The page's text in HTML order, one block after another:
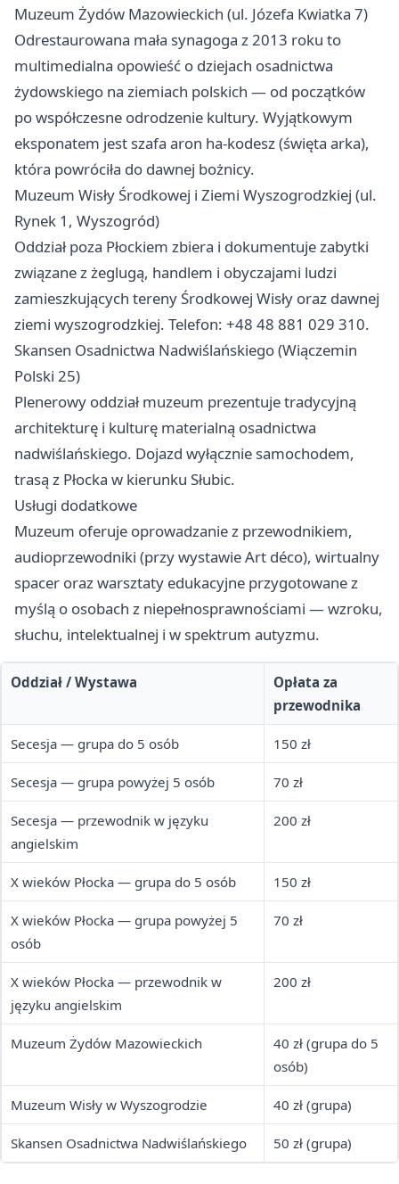
Muzeum Żydów Mazowieckich (ul. Józefa Kwiatka 7)
Odrestaurowana mała synagoga z 2013 roku to
multimedialna opowieść o dziejach osadnictwa
żydowskiego na ziemiach polskich — od początków
po współczesne odrodzenie kultury. Wyjątkowym
eksponatem jest szafa aron ha-kodesz (święta arka),
która powróciła do dawnej bożnicy.
Muzeum Wisły Środkowej i Ziemi Wyszogrodzkiej (ul.
Rynek 1, Wyszogród)
Oddział poza Płockiem zbiera i dokumentuje zabytki
związane z żeglugą, handlem i obyczajami ludzi
zamieszkujących tereny Środkowej Wisły oraz dawnej
ziemi wyszogrodzkiej. Telefon: +48 48 881 029 310.
Skansen Osadnictwa Nadwiślańskiego (Wiączemin
Polski 25)
Plenerowy oddział muzeum prezentuje tradycyjną
architekturę i kulturę materialną osadnictwa
nadwiślańskiego. Dojazd wyłącznie samochodem,
trasą z Płocka w kierunku Słubic.
Usługi dodatkowe
Muzeum oferuje oprowadzanie z przewodnikiem,
audioprzewodniki (przy wystawie Art déco), wirtualny
spacer oraz warsztaty edukacyjne przygotowane z
myślą o osobach z niepełnosprawnościami — wzroku,
słuchu, intelektualnej i w spektrum autyzmu.
Oddział / Wystawa
Opłata za
przewodnika
Secesja — grupa do 5 osób 150 zł
Secesja — grupa powyżej 5 osób 70 zł
Secesja — przewodnik w języku
angielskim
200 zł
X wieków Płocka — grupa do 5 osób 150 zł
X wieków Płocka — grupa powyżej 5
osób
70 zł
X wieków Płocka — przewodnik w
języku angielskim
200 zł
Muzeum Żydów Mazowieckich
40 zł (grupa do 5
osób)
Muzeum Wisły w Wyszogrodzie 40 zł (grupa)
Skansen Osadnictwa Nadwiślańskiego 50 zł (grupa)